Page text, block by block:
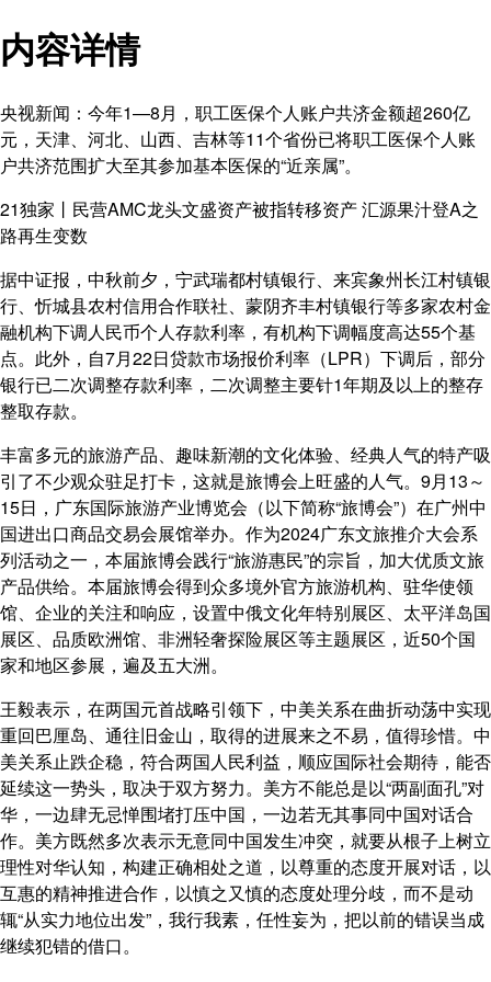
内容详情
央视新闻：今年1—8月，职工医保个人账户共济金额超260亿
元，天津、河北、山西、吉林等11个省份已将职工医保个人账
户共济范围扩大至其参加基本医保的“近亲属”。
21独家丨民营AMC龙头文盛资产被指转移资产 汇源果汁登A之
路再生变数
据中证报，中秋前夕，宁武瑞都村镇银行、来宾象州长江村镇银
行、忻城县农村信用合作联社、蒙阴齐丰村镇银行等多家农村金
融机构下调人民币个人存款利率，有机构下调幅度高达55个基
点。此外，自7月22日贷款市场报价利率（LPR）下调后，部分
银行已二次调整存款利率，二次调整主要针1年期及以上的整存
整取存款。
丰富多元的旅游产品、趣味新潮的文化体验、经典人气的特产吸
引了不少观众驻足打卡，这就是旅博会上旺盛的人气。9月13～
15日，广东国际旅游产业博览会（以下简称“旅博会”）在广州中
国进出口商品交易会展馆举办。作为2024广东文旅推介大会系
列活动之一，本届旅博会践行“旅游惠民”的宗旨，加大优质文旅
产品供给。本届旅博会得到众多境外官方旅游机构、驻华使领
馆、企业的关注和响应，设置中俄文化年特别展区、太平洋岛国
展区、品质欧洲馆、非洲轻奢探险展区等主题展区，近50个国
家和地区参展，遍及五大洲。
王毅表示，在两国元首战略引领下，中美关系在曲折动荡中实现
重回巴厘岛、通往旧金山，取得的进展来之不易，值得珍惜。中
美关系止跌企稳，符合两国人民利益，顺应国际社会期待，能否
延续这一势头，取决于双方努力。美方不能总是以“两副面孔”对
华，一边肆无忌惮围堵打压中国，一边若无其事同中国对话合
作。美方既然多次表示无意同中国发生冲突，就要从根子上树立
理性对华认知，构建正确相处之道，以尊重的态度开展对话，以
互惠的精神推进合作，以慎之又慎的态度处理分歧，而不是动
辄“从实力地位出发”，我行我素，任性妄为，把以前的错误当成
继续犯错的借口。